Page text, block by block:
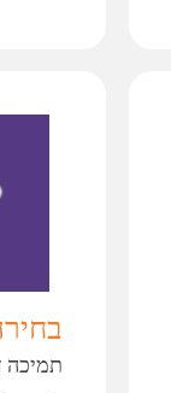
תמיכה